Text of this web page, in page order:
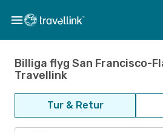
Billiga flyg San Francisco-
Travellink
Tur & Retur